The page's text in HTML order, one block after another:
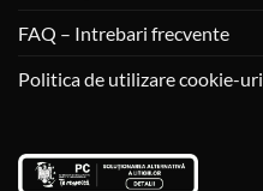
FAQ – Intrebari frecvente
Politica de utilizare cookie-uri